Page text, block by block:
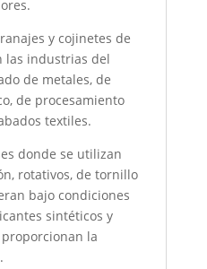
y cojinetes de
las industrias del
de metales, de
de procesamiento
textiles.
donde se utilizan
rotativos, de tornillo
bajo condiciones
sintéticos y
la